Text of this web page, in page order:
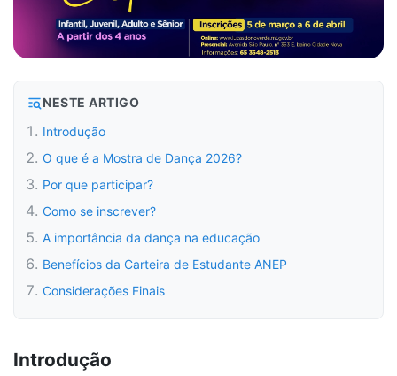
NESTE ARTIGO
Introdução
O que é a Mostra de Dança 2026?
Por que participar?
Como se inscrever?
A importância da dança na educação
Benefícios da Carteira de Estudante ANEP
Considerações Finais
Introdução